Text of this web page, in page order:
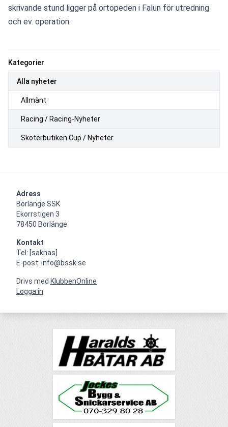
Kategorier
Alla nyheter
Allmänt
Racing / Racing-Nyheter
Skoterbutiken Cup / Nyheter
skrivande stund ligger på ortopeden i Falun för utredning
och ev. operation.
Adress
Borlänge SSK
Ekorrstigen 3
78450 Borlänge
Kontakt
Tel: [saknas]
E-post: info@bssk.se
Drivs med KlubbenOnline
Logga in